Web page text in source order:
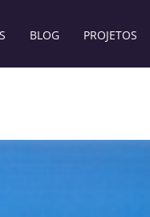
BLOG PROJETOS